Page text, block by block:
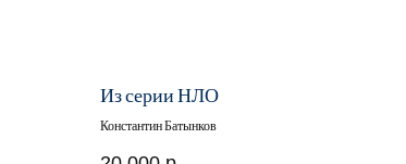
Из серии НЛО
Константин Батынков